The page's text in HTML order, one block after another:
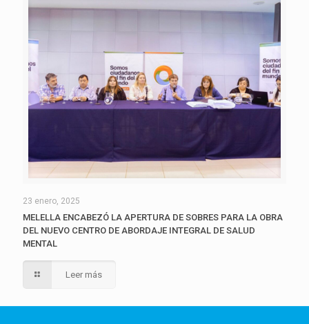
23 enero, 2025
MELELLA ENCABEZÓ LA APERTURA DE SOBRES PARA LA OBRA
DEL NUEVO CENTRO DE ABORDAJE INTEGRAL DE SALUD
MENTAL
Leer más